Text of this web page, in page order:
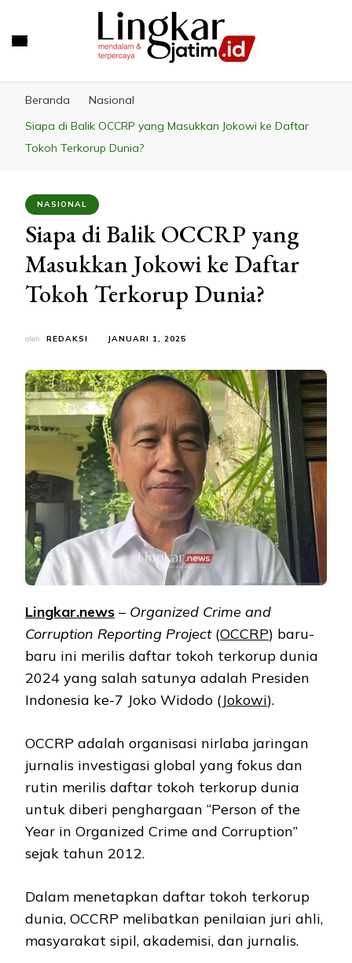
Beranda
Nasional
Siapa di Balik OCCRP yang Masukkan Jokowi ke Daftar
Tokoh Terkorup Dunia?
NASIONAL
Siapa di Balik OCCRP yang
Masukkan Jokowi ke Daftar
Tokoh Terkorup Dunia?
oleh REDAKSI JANUARI 1, 2025
Lingkar.news – Organized Crime and
Corruption Reporting Project(OCCRP) baru-
baru ini merilis daftar tokoh terkorup dunia
2024 yang salah satunya adalah Presiden
Indonesia ke-7 Joko Widodo (Jokowi).
OCCRP adalah organisasi nirlaba jaringan
jurnalis investigasi global yang fokus dan
rutin merilis daftar tokoh terkorup dunia
untuk diberi penghargaan “Person of the
Year in Organized Crime and Corruption”
sejak tahun 2012.
Dalam menetapkan daftar tokoh terkorup
dunia, OCCRP melibatkan penilaian juri ahli,
masyarakat sipil, akademisi, dan jurnalis.